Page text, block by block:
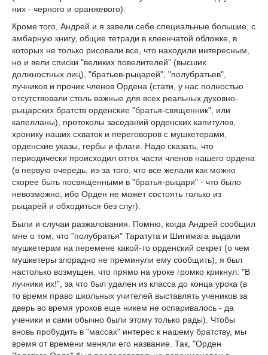
них - черного и оранжевого).
Кроме того, Андрей и я завели себе специальные большие, с
амбарную книгу, общие тетради в клеенчатой обложке, в
которых не только рисовали все, что находили интересным,
но и вели списки "великих повелителей" (высших
должностных лиц), "братьев-рыцарей", "полубратьев",
лучников и прочих членов Ордена (стати, у нас полностью
отсутствовали столь важные для всех реальных духовно-
рыцарских братств орденские "братья-священник", или
капелланы), протоколы заседаний орденских капитулов,
хронику наших схваток и переговоров с мушкетерами,
орденские указы, гербы и флаги. Надо сказать, что
периодически происходил отток части членов нашего ордена
(в первую очередь, из-за того, что все желали как можно
скорее быть посвященными в "братья-рыцари" - что было
невозможно, ибо Орден не может состоять только из
рыцарей и обходиться без слуг).
Были и случаи разжалования. Помню, когда Андрей сообщил
мне о том, что "полубратья" Таратута и Шигимага выдали
мушкетерам на перемене какой-то орденский секрет (о чем
мушкетеры злорадно не преминули ему сообщить), я был
настолько возмущен, что прямо на уроке громко крикнул: "В
лучники их!", за что был удален из класса до конца урока (в
то время право школьных учителей выставлять учеников за
дверь во время уроков еще никем не оспаривалось - да
ученики и сами обычно были этому только рады). Чтобы
вновь пробудить в "массах" интерес к нашему братству, мы
время от времени меняли его название. Так, "Орден